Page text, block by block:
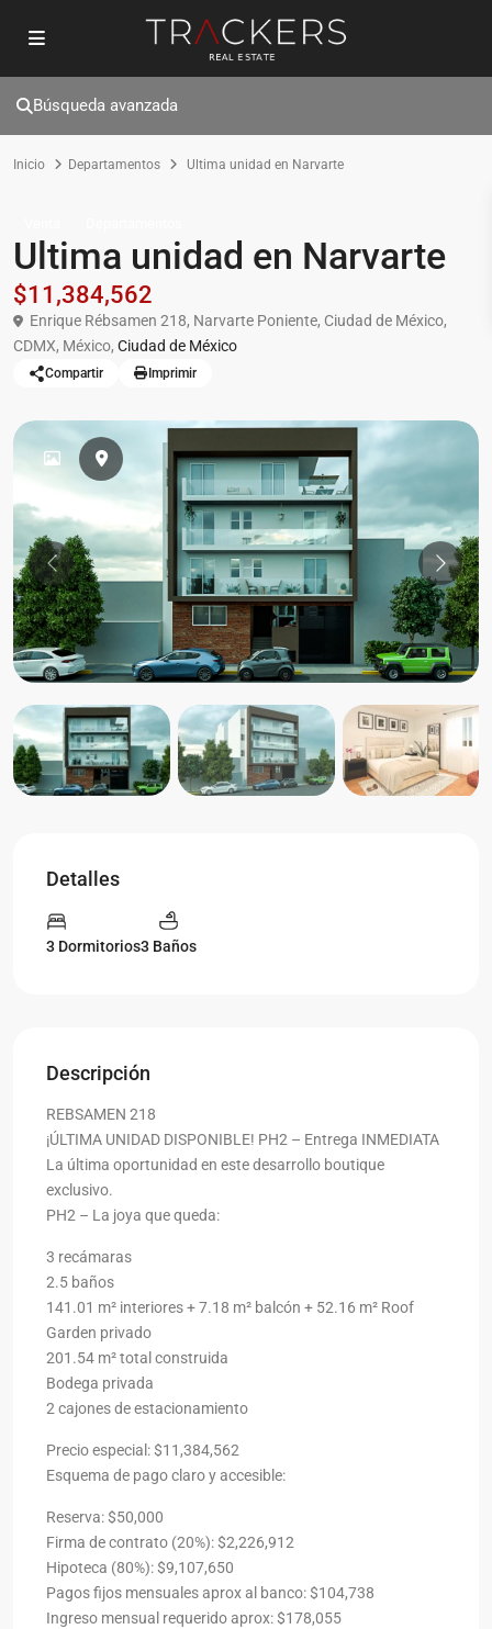
Búsqueda avanzada
Inicio Departamentos Ultima unidad en Narvarte
Ultima unidad en Narvarte
$11,384,562
Enrique Rébsamen 218, Narvarte Poniente, Ciudad de México,
CDMX, México, Ciudad de México
Compartir Imprimir
Previous
Detalles
3 Dormitorios3 Baños
Descripción
REBSAMEN 218
¡ÚLTIMA UNIDAD DISPONIBLE! PH2 – Entrega INMEDIATA
La última oportunidad en este desarrollo boutique
exclusivo.
PH2 – La joya que queda:
3 recámaras
2.5 baños
141.01 m² interiores + 7.18 m² balcón + 52.16 m² Roof
Garden privado
201.54 m² total construida
Bodega privada
2 cajones de estacionamiento
Precio especial: $11,384,562
Esquema de pago claro y accesible:
Reserva: $50,000
Firma de contrato (20%): $2,226,912
Hipoteca (80%): $9,107,650
Pagos fijos mensuales aprox al banco: $104,738
Ingreso mensual requerido aprox: $178,055